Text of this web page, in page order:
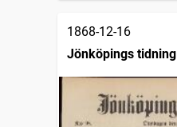
1868-12-16
Jönköpings tidning